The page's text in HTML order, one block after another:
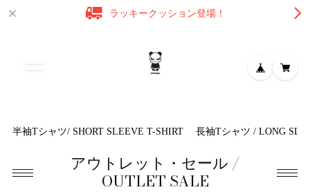
ラッキークッション登場！
半袖Tシャツ/ SHORT SLEEVE T-SHIRT 長袖Tシャツ / LONG
アウトレット・セール /
OUTLET SALE